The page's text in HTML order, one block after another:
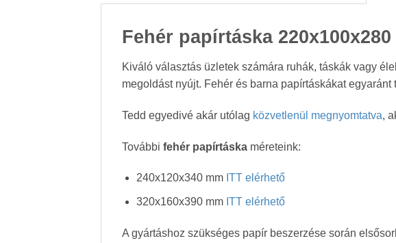
Fehér papírtáska
Kiváló választás üzletek számára ruhák, táskák vagy
megoldást nyújt. Fehér és barna papírtáskákat egyaránt
Tedd egyedivé akár utólag közvetlenül megnyomtatva,
További fehér papírtáska méreteink:
240x120x340 mm ITT elérhető
320x160x390 mm ITT elérhető
A gyártáshoz szükséges papír beszerzése során